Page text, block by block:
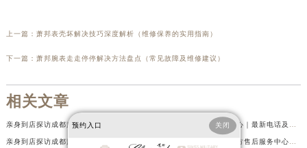
上一篇： 萧邦表壳坏解决技巧深度解析（维修保养的实用指南）
下一篇： 萧邦腕表走走停停解决方法盘点（常见故障及维修建议）
相关文章
预约入口 关闭